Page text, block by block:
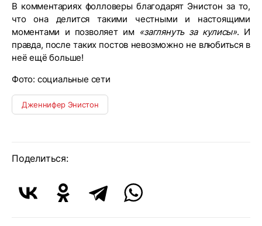
В комментариях фолловеры благодарят Энистон за то,
что она делится такими честными и настоящими
моментами и позволяет им «заглянуть за кулисы». И
правда, после таких постов невозможно не влюбиться в
неё ещё больше!
Фото: социальные сети
Дженнифер Энистон
Поделиться: